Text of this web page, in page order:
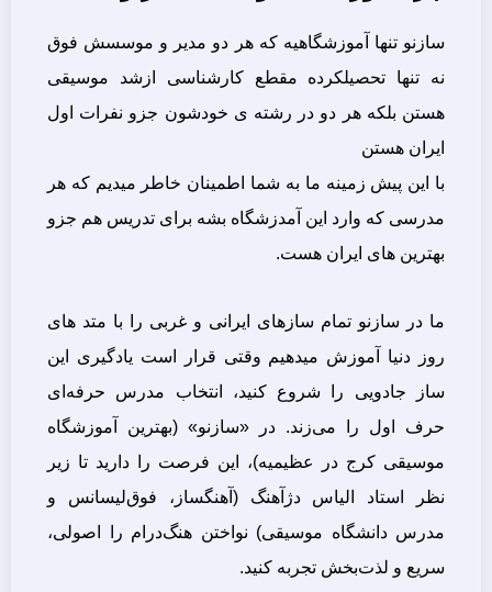
سازنو تنها آموزشگاهیه که هر دو مدیر و موسسش فوق
نه تنها تحصیلکرده مقطع کارشناسی ازشد موسیقی
هستن بلکه هر دو در رشته ی خودشون جزو نفرات اول
ایران هستن
با این پیش زمینه ما به شما اطمینان خاطر میدیم که هر
مدرسی که وارد این آمدزشگاه بشه برای تدریس هم جزو
بهترین های ایران هست.
ما در سازنو تمام سازهای ایرانی و غربی را با متد های
روز دنیا آموزش میدهیم وقتی قرار است یادگیری این
ساز جادویی را شروع کنید، انتخاب مدرس حرفه‌ای
حرف اول را می‌زند. در «سازنو» (بهترین آموزشگاه
موسیقی کرج در عظیمیه)، این فرصت را دارید تا زیر
نظر استاد الیاس دژآهنگ (آهنگساز، فوق‌لیسانس و
مدرس دانشگاه موسیقی) نواختن هنگ‌درام را اصولی،
سریع و لذت‌بخش تجربه کنید.